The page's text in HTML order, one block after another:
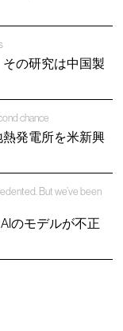
の研究は中国製
chance
発電所を米新興
But we’ve been
のモデルが不正